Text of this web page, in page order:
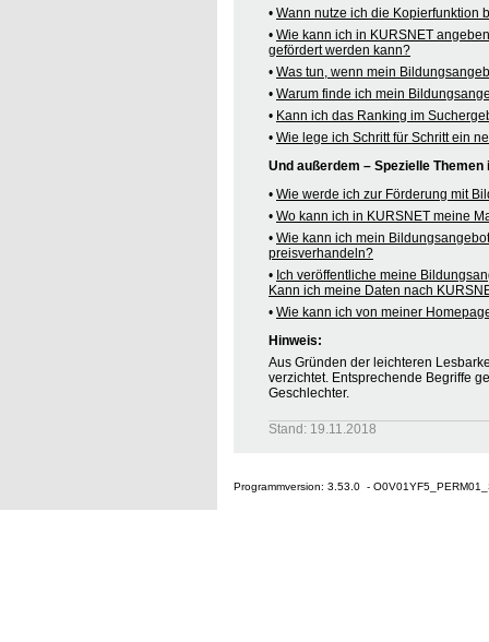
• Wann nutze ich die Kopierfunktion
• Wie kann ich in KURSNET
gefördert werden kann?
• Was tun, wenn mein
• Warum finde ich mein
• Kann ich das Ranking im
• Wie lege ich Schritt für Schritt ein
Und außerdem – Spezielle Themen
• Wie werde ich zur Förderung mit
• Wo kann ich in KURSNET meine
• Wie kann ich mein
preisverhandeln?
• Ich veröffentliche meine
Kann ich meine Daten nach
• Wie kann ich von meiner
Hinweis:
Aus Gründen der leichteren
verzichtet. Entsprechende Begriffe
Geschlechter.
Stand: 19.11.2018
Programmversion: 3.53.0 -